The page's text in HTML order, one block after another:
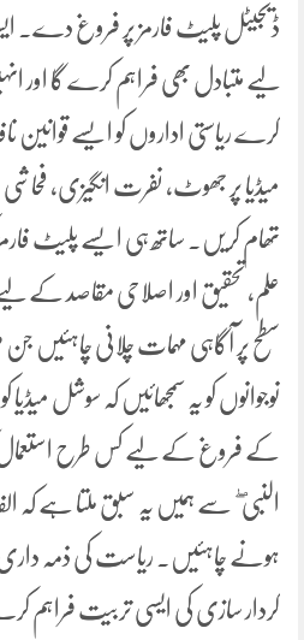
ڈیجیٹل پلیٹ فارمز پر فروغ دے۔
لیے متبادل بھی فراہم کرے گا اور
کرے ریاستی اداروں کو ایسے قوانین
میڈیا پر جھوٹ، نفرت انگیزی، فحاشی
تھام کریں۔ ساتھ ہی ایسے پلیٹ
علم، تحقیق اور اصلاحی مقاصد کے
سطح پر آگاہی مہمات چلانی چاہئیں جن
نوجوانوں کو یہ سمجھائیں کہ سوشل میڈیا
کے فروغ کے لیے کس طرح
النبی ۖ سے ہمیں یہ سبق ملتا ہے کہ
ہونے چاہئیں۔ ریاست کی ذمہ داری
کردار سازی کی ایسی تربیت فراہم